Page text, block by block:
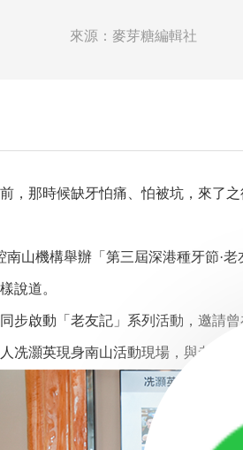
來源：麥芽糖編輯社
那時候缺牙怕痛、怕被坑，來了之
機構舉辦「第三屆深港種牙節·老
說道。
啟動「老友記」系列活動，邀請曾
冼灝英現身南山活動現場，與老朋友